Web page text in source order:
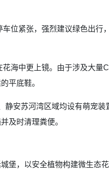
位紧张，强烈建议绿色出行
海中更上镜。由于涉及大量
平底鞋。
静安苏河湾区域均设有萌宠
及时清理粪便。
堡，以安全植物构建微生态